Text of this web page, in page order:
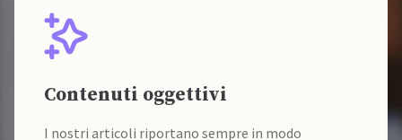
Contenuti oggettivi
I nostri articoli riportano sempre in modo